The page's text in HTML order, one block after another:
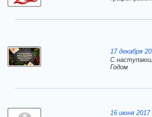
17 декабря
C
Годом
16 июня 2017